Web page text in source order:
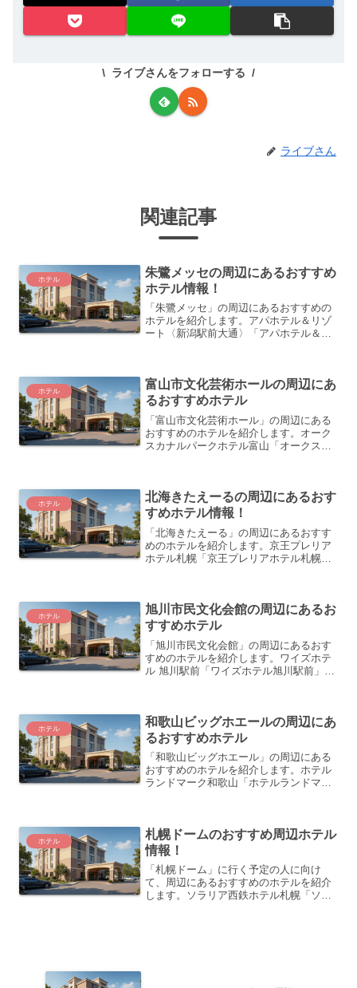
ライブさんをフォローする
ライブさん
関連記事
ホテル
朱鷺メッセの周辺にあるおすすめ
ホテル情報！
「朱鷺メッセ」の周辺にあるおすすめの
ホテルを紹介します。アパホテル＆リゾ
ート〈新潟駅前大通〉「アパホテル＆リ
す。車でのアクセスも...
ホテル
富山市文化芸術ホールの周辺にあ
るおすすめホテル
「富山市文化芸術ホール」の周辺にある
おすすめのホテルを紹介します。オーク
スカナルパークホテル富山「オークスカ
ケーションにあり、観光...
ホテル
北海きたえーるの周辺にあるおす
すめホテル情報！
「北海きたえーる」の周辺にあるおすす
めのホテルを紹介します。京王プレリア
ホテル札幌「京王プレリアホテル札幌」
10分の距離にあり...
ホテル
旭川市民文化会館の周辺にあるお
すすめホテル
「旭川市民文化会館」の周辺にあるおす
すめのホテルを紹介します。ワイズホテ
ル 旭川駅前「ワイズホテル旭川駅前」
全160室の客室...
ホテル
和歌山ビッグホエールの周辺にあ
るおすすめホテル
「和歌山ビッグホエール」の周辺にある
おすすめのホテルを紹介します。ホテル
ランドマーク和歌山「ホテルランドマー
です。大型駐車場を...
ホテル
札幌ドームのおすすめ周辺ホテル
情報！
「札幌ドーム」に行く予定の人に向け
て、周辺にあるおすすめのホテルを紹介
します。ソラリア西鉄ホテル札幌「ソラ